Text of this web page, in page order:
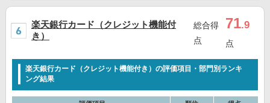
楽天銀行カード（クレジット機能付
き）
総合得
点
71.9
点
楽天銀行カード（クレジット機能付き）の評価項目・部門別ランキ
ング結果